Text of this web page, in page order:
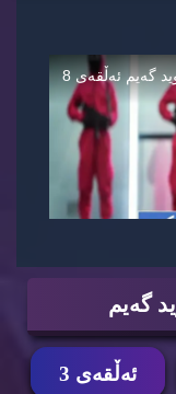
گه‌یم
ئه‌ڵقه‌ی 3